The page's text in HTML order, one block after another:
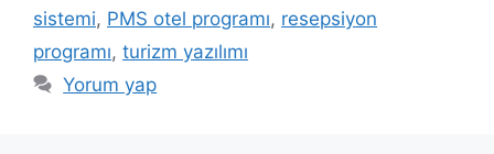
sistemi, PMS otel programı, resepsiyon
programı, turizm yazılımı
Yorum yap